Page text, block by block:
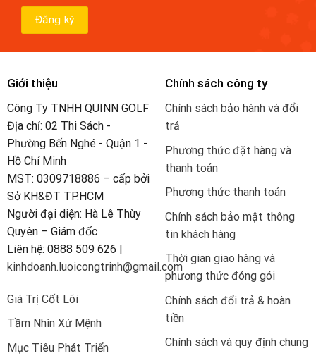
Giới thiệu
Công Ty TNHH QUINN GOLF
Địa chỉ: 02 Thi Sách -
Phường Bến Nghé - Quận 1 -
Hồ Chí Minh
MST: 0309718886 – cấp bởi
Sở KH&ĐT TP.HCM
Người đại diện: Hà Lê Thùy
Quyên – Giám đốc
Liên hệ: 0888 509 626 |
kinhdoanh.luoicongtrinh@gmail.com
Giá Trị Cốt Lõi
Tầm Nhìn Xứ Mệnh
Mục Tiêu Phát Triển
Chính sách công ty
Chính sách bảo hành và đổi
trả
Phương thức đặt hàng và
thanh toán
Phương thức thanh toán
Chính sách bảo mật thông
tin khách hàng
Thời gian giao hàng và
phương thức đóng gói
Chính sách đổi trả & hoàn
tiền
Chính sách và quy định chung